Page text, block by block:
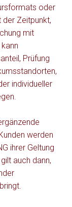
oder
der Zeitpunkt,
mit
Prüfung
individueller
werden
ihrer Geltung
auch dann,